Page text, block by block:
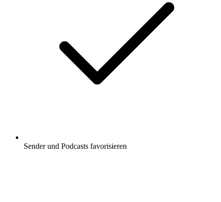
Sender und Podcasts favorisieren